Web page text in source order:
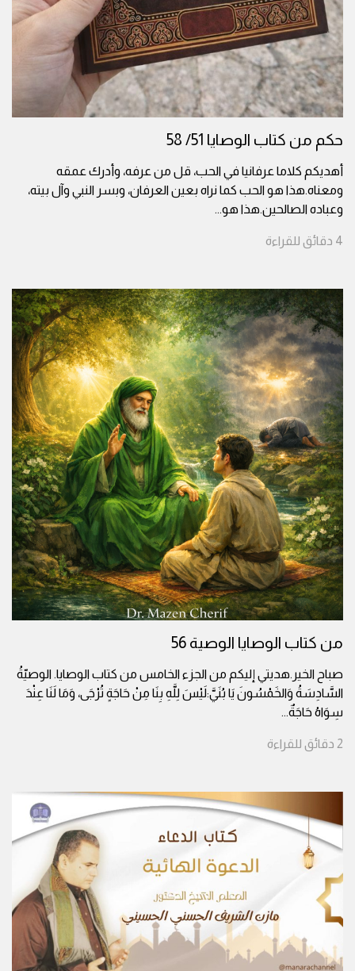
حكم من كتاب الوصايا 51/ 58
أهديكم كلاما عرفانيا في الحب، قل من عرفه، وأدرك عمقه
ومعناه.هذا هو الحب كما نراه بعين العرفان، وبسر النبي وآل بيته،
وعباده الصالحين.هذا هو...
4 دقائق للقراءة
من كتاب الوصايا الوصية 56
صباح الخير.هديتي إليكم من الجزء الخامس من كتاب الوصايا. الوصيّةُ
السَّادِسَةُ وَالخَمْسُونَ يَا بُنَيَّ:لَيْسَ لِلَّهِ بِنَا مِنْ حَاجَةٍ تُرْجَى، وَمَا لَنَا عِنْدَ
سِوَاهُ حَاجَةٌ...
2 دقائق للقراءة